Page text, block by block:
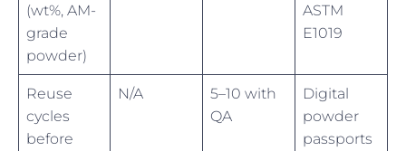
(wt%, AM-
grade
powder)
ASTM
E1019
Reuse
cycles
before
N/A
5–10 with
QA
Digital
powder
passports